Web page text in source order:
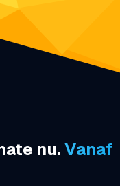
nu.Vanaf